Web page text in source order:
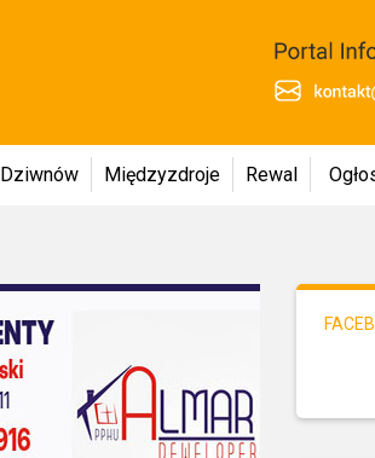
Dziwnów Międzyzdroje Rewal